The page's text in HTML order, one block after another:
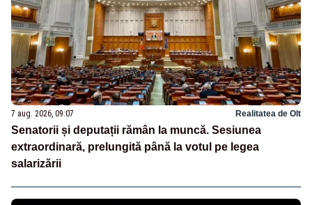
7 aug. 2026, 09:07 Realitatea de Olt
Senatorii și deputații rămân la muncă. Sesiunea
extraordinară, prelungită până la votul pe legea
salarizării